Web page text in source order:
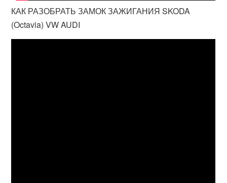
КАК РАЗОБРАТЬ ЗАМОК ЗАЖИГАНИЯ SKODA
(Octavia) VW AUDI